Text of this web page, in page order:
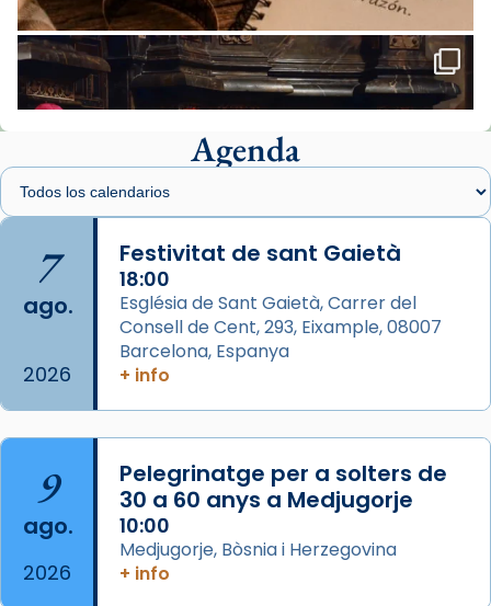
📸 Dr. G. Simón
Foto
View on Facebook Share
Arquebisbat de Barcelona
2 weeks ago
Memòria de les santes Juliana i
Semproniana, verges i màrtirs.
Acompanyant la història de sant Cugat, a
partir de l’Edat Mitjana sorgeix la tradició
que les santes Juliana (“relatiu a Júlia”) i
Semproniana (“relatiu a Semprònia =
eterna”) són deixebles seves. I l’any 1667, el
frare Joan Gaspar Roig, afirma en una obra
que les santes són filles de l’antiga Iluro.
Mataró en reivindicarà les relíq
...Ver más
Foto
View on Facebook
Agenda
7
ago.
2026
Festivitat de sant Gaietà
18:00
Església de Sant Gaietà, Carrer del
Consell de Cent, 293, Eixample, 08007
Barcelona, Espanya
+ info
9
ago.
2026
Pelegrinatge per a solters de
30 a 60 anys a Medjugorje
10:00
Medjugorje, Bòsnia i Herzegovina
+ info